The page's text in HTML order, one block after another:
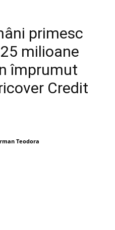
primesc
milioane
împrumut
Credit
Teodora